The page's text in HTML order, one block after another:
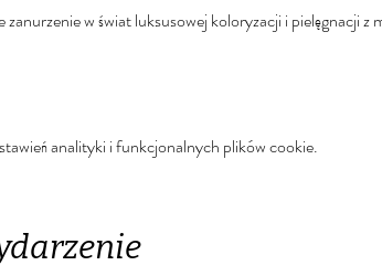
zanurzenie w świat luksusowej koloryzacji i pielęgnacji
analityki i funkcjonalnych plików cookie.